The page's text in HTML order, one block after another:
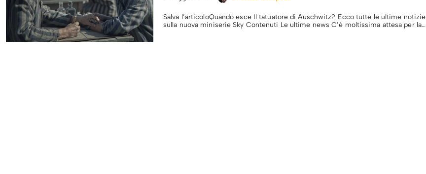
Salva l’articoloQuando esce Il tatuatore di Auschwitz? Ecco tutte le ultime notizie
sulla nuova miniserie Sky Contenuti Le ultime news C’è moltissima attesa per la…